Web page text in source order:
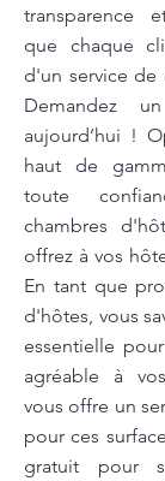
transparence
que chaque
d'un service de
Demandez
aujourd’hui !
haut de
toute
chambres
offrez à vos
En tant que
d'hôtes, vous
essentielle
agréable à
vous offre un
pour ces
gratuit pour